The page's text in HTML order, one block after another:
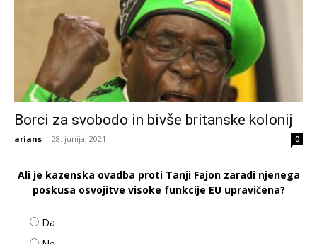
Borci za svobodo in bivše britanske kolonij
arians - 28. junija, 2021 0
Ali je kazenska ovadba proti Tanji Fajon zaradi njenega
poskusa osvojitve visoke funkcije EU upravičena?
Da